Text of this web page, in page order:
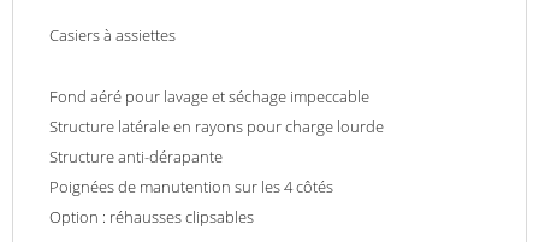
Casiers à assiettes
Fond aéré pour lavage et séchage impeccable
Structure latérale en rayons pour charge lourde
Structure anti-dérapante
Poignées de manutention sur les 4 côtés
Option : réhausses clipsables